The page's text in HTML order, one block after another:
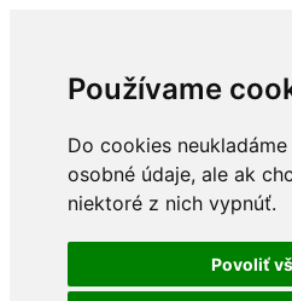
Používame
Do cookies
osobné údaje, ale ak
niektoré z nich vypnúť.
Povoliť